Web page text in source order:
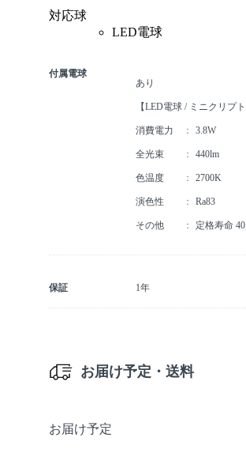
対応球
LED電球
付属電球
あり
【LED電球 / ミニクリプト
消費電力 3.8W
全光束 440lm
色温度 2700K
演色性 Ra83
その他 定格寿命
保証 1年
お届け予定・送料
お届け予定